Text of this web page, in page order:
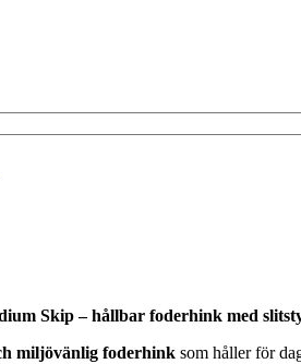
Skip – hållbar foderhink med
miljövänlig foderhink som håller för